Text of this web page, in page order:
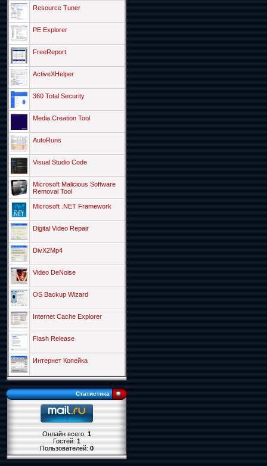
Resource Tuner
PE Explorer
FreeReport
ActiveXHelper
360 Total Security
Media Creation Tool
AutoRuns
Visual Studio Code
Microsoft Malicious Software
Removal Tool
Microsoft .NET Framework
Digital Video Repair
DivX2Mp4
Video DeNoise
OS Backup Wizard
Internet Cache Explorer
Flash Release
Интернет Копейка
Статистика
Онлайн всего:1
Гостей:1
Пользователей:0